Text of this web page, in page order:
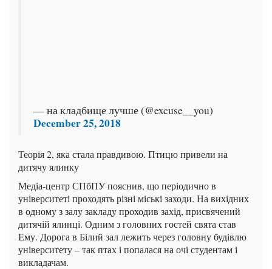
— на кладбище лучше (@excuse__you)
December 25, 2018
Теорія 2, яка стала правдивою. Птицю привели на
дитячу ялинку
Медіа-центр СПбПУ пояснив, що періодично в
університеті проходять різні міські заходи. На вихідних
в одному з залу закладу проходив захід, присвячений
дитячій ялинці. Одним з головних гостей свята став
Ему. Дорога в Білий зал лежить через головну будівлю
університету – так птах і попалася на очі студентам і
викладачам.